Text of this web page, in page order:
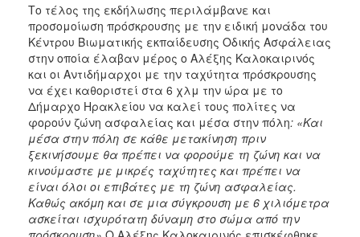
Το τέλος της εκδήλωσης περιλάμβανε και
προσομοίωση πρόσκρουσης με την ειδική μονάδα του
Κέντρου Βιωματικής εκπαίδευσης Οδικής Ασφάλειας
στην οποία έλαβαν μέρος ο Αλέξης Καλοκαιρινός
και οι Αντιδήμαρχοι με την ταχύτητα πρόσκρουσης
να έχει καθοριστεί στα 6 χλμ την ώρα με το
Δήμαρχο Ηρακλείου να καλεί τους πολίτες να
φορούν ζώνη ασφαλείας και μέσα στην πόλη: «Και
μέσα στην πόλη σε κάθε μετακίνηση πριν
ξεκινήσουμε θα πρέπει να φορούμε τη ζώνη και να
κινούμαστε με μικρές ταχύτητες και πρέπει να
είναι όλοι οι επιβάτες με τη ζώνη ασφαλείας.
Καθώς ακόμη και σε μια σύγκρουση με 6 χιλιόμετρα
ασκείται ισχυρότατη δύναμη στο σώμα από την